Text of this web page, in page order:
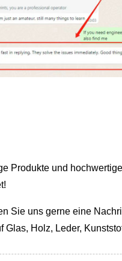
Produkte und
Sie uns gerne eine
Glas, Holz, Leder,